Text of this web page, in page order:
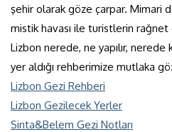
şehir olarak göze çarpar. Mimari
mistik havası ile turistlerin
Lizbon nerede, ne yapılır, nerede
yer aldığı rehberimize mutlaka
Lizbon Gezi Rehberi
Lizbon Gezilecek Yerler
Sinta&Belem Gezi Notları